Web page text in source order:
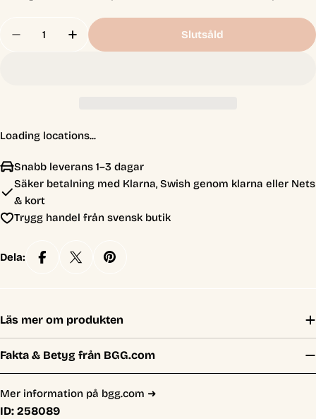
Minska Antal För Chronicles Of Crime: Welcome
Öka Antal För Chronicles Of Crime:
Slutsåld
Loading locations...
Snabb leverans 1–3 dagar
Säker betalning med Klarna, Swish genom klarna eller Nets
& kort
Trygg handel från svensk butik
Dela:
Läs mer om produkten
Fakta & Betyg från BGG.com
Mer information på bgg.com ➜
ID: 258089